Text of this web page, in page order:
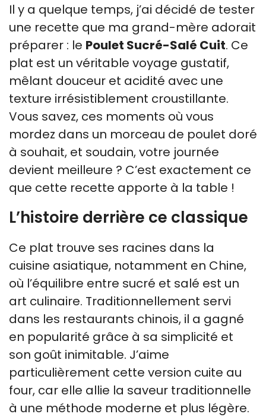
Il y a quelque temps, j’ai décidé de tester
une recette que ma grand-mère adorait
préparer : le Poulet Sucré-Salé Cuit. Ce
plat est un véritable voyage gustatif,
mêlant douceur et acidité avec une
texture irrésistiblement croustillante.
Vous savez, ces moments où vous
mordez dans un morceau de poulet doré
à souhait, et soudain, votre journée
devient meilleure ? C’est exactement ce
que cette recette apporte à la table !
L’histoire derrière ce classique
Ce plat trouve ses racines dans la
cuisine asiatique, notamment en Chine,
où l’équilibre entre sucré et salé est un
art culinaire. Traditionnellement servi
dans les restaurants chinois, il a gagné
en popularité grâce à sa simplicité et
son goût inimitable. J’aime
particulièrement cette version cuite au
four, car elle allie la saveur traditionnelle
à une méthode moderne et plus légère.